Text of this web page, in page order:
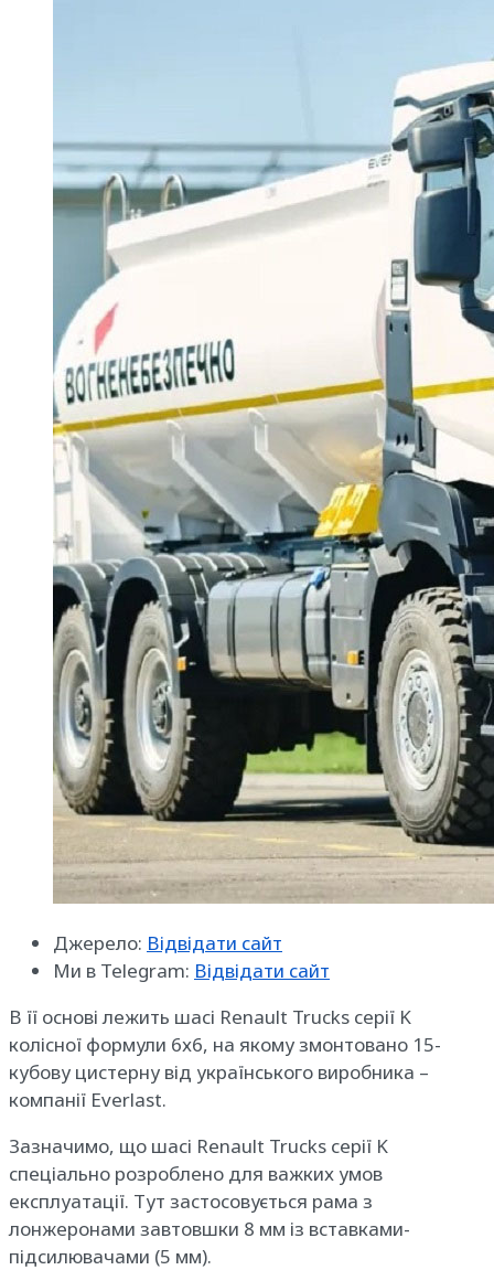
Джерело: Відвідати сайт
Ми в Telegram: Відвідати сайт
В її основі лежить шасі Renault Trucks серії K
колісної формули 6х6, на якому змонтовано 15-
кубову цистерну від українського виробника –
компанії Everlast.
Зазначимо, що шасі Renault Trucks серії K
спеціально розроблено для важких умов
експлуатації. Тут застосовується рама з
лонжеронами завтовшки 8 мм із вставками-
підсилювачами (5 мм).